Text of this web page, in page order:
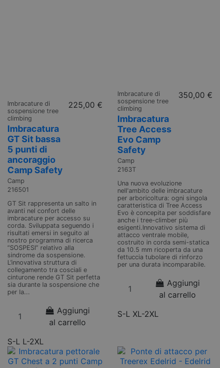
Imbracature di
sospensione tree
climbing
Imbracatura
GT Sit bassa
5 punti di
ancoraggio
Camp Safety
Camp
216501
225,00 €
GT Sit rappresenta un salto in
avanti nel confort delle
imbracature per accesso su
corda. Sviluppata seguendo i
risultati emersi in seguito al
nostro programma di ricerca
“SOSPESI” relativo alla
sindrome da sospensione.
L’innovativa struttura di
collegamento tra cosciali e
cinturone rende GT Sit perfetta
sia durante la sospensione che
per la...
Aggiungi
al carrello
S-L L-2XL
Imbracature di
sospensione tree
climbing
Imbracatura
Tree Access
Evo Camp
Safety
Camp
2163T
350,00 €
Una nuova evoluzione
nell'ambito delle imbracature
per arboricoltura: ogni singola
caratteristica di Tree Access
Evo è concepita per soddisfare
anche i tree-climber più
esigenti.Innovativo sistema di
attacco ventrale mobile,
costruito in corda semi-statica
da 10.5 mm ricoperta da una
fettuccia tubolare di rinforzo
per una durata incomparabile.
Aggiungi
al carrello
S-L XL-2XL